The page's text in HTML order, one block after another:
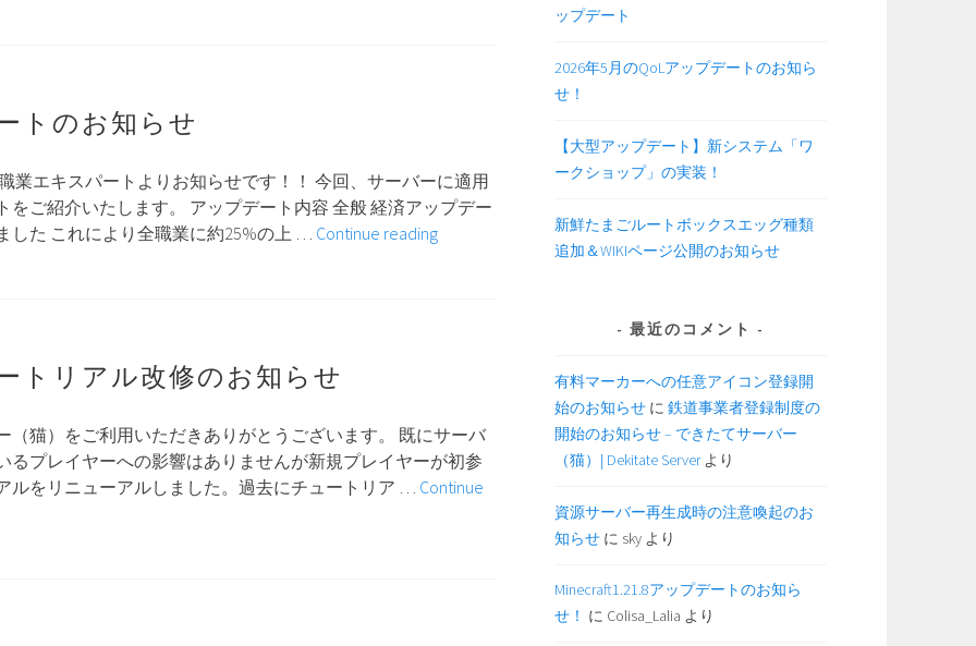
に
関
る
意
トのお知らせ
業エキスパートよりお知らせです！！ 今回、サーバーに適用
をご紹介いたします。 アップデート内容 全般 経済アップデー
した これにより全職業に約25%の上 … Continue reading職
の
お
知
トリアル改修のお知らせ
（猫）をご利用いただきありがとうございます。 既にサーバ
るプレイヤーへの影響はありませんが新規プレイヤーが初参
ルをリニューアルしました。過去にチュートリア … Continue
ップデート
2026年5月のQoLアップデートのお知ら
せ！
【大型アップデート】新システム「ワ
ークショップ」の実装！
新鮮たまごルートボックスエッグ種類
追加＆WIKIページ公開のお知らせ
最近のコメント
有料マーカーへの任意アイコン登録開
始のお知らせ に 鉄道事業者登録制度の
開始のお知らせ – できたてサーバー
（猫）| Dekitate Serverより
資源サーバー再生成時の注意喚起のお
知らせ に sky より
Minecraft1.21.8アップデートのお知ら
せ！ に Colisa_Lalia より